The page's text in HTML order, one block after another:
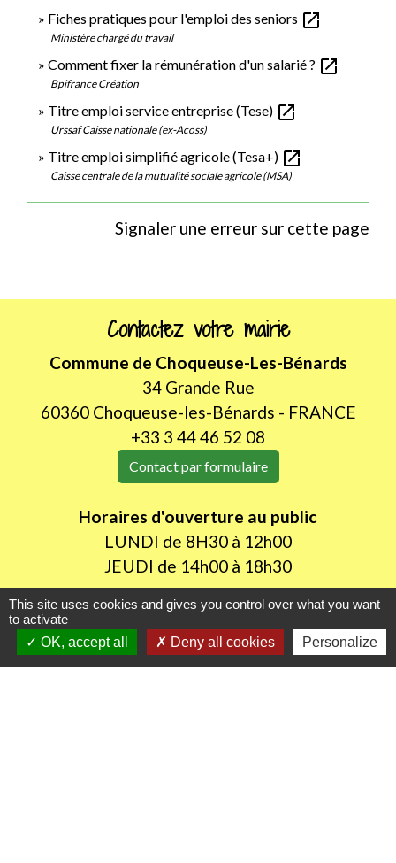
Fiches pratiques pour l'emploi des seniors open_in_new
Ministère chargé du travail
Comment fixer la rémunération d'un salarié ? open_in_new
Bpifrance Création
Titre emploi service entreprise (Tese) open_in_new
Urssaf Caisse nationale (ex-Acoss)
Titre emploi simplifié agricole (Tesa+) open_in_new
Caisse centrale de la mutualité sociale agricole (MSA)
Signaler une erreur sur cette page
Contactez votre mairie
Commune de Choqueuse-Les-Bénards
34 Grande Rue
60360 Choqueuse-les-Bénards - FRANCE
+33 3 44 46 52 08
Contact par formulaire
Horaires d'ouverture au public
LUNDI de 8H30 à 12h00
JEUDI de 14h00 à 18h30
Liens utiles
This site uses cookies and gives you control over what you want
to activate
OK, accept all
Deny all cookies Personalize